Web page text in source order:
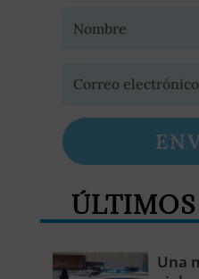
ÚLTIMOS
Una